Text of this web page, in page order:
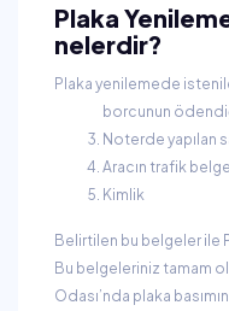
Plaka
nelerdir?
Plaka yenilemede
borcunun
Noterde yapılan
Aracın trafik
Kimlik
Belirtilen bu belgeler ile
Bu belgeleriniz tamam
Odası’nda plaka